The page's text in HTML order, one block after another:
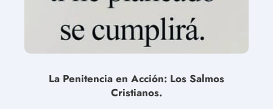
La Penitencia en Acción: Los Salmos
Cristianos.